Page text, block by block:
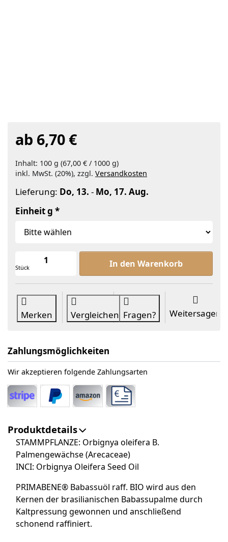
ab 6,70 €
Inhalt: 100 g (67,00 € / 1000 g)
inkl. MwSt. (20%), zzgl. Versandkosten
Lieferung: Do, 13. - Mo, 17. Aug.
Einheit g
Stück
Babassuöl raff. Bio zu ab 6,70 €,
In den Warenkorb
Merken Vergleichen Fragen? Weitersagen
Zahlungsmöglichkeiten
Wir akzeptieren folgende Zahlungsarten
Produktdetails
STAMMPFLANZE: Orbignya oleifera B.
Palmengewächse (Arecaceae)
INCI: Orbignya Oleifera Seed Oil
PRIMABENE® Babassuöl raff. BIO wird aus den
Kernen der brasilianischen Babassupalme durch
Kaltpressung gewonnen und anschließend
schonend raffiniert.